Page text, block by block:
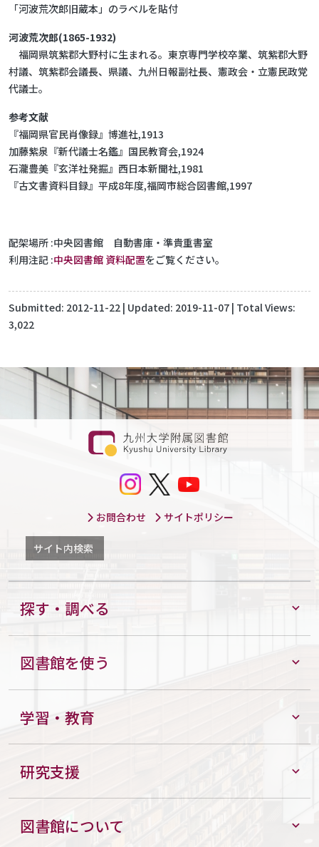
「河波荒次郎旧蔵本」のラベルを貼付
河波荒次郎(1865-1932)
福岡県筑紫郡大野村に生まれる。東京専門学校卒業、筑紫郡大野
村議、筑紫郡会議長、県議、九州日報副社長、憲政会・立憲民政党
代議士。
参考文献
『福岡県官民肖像録』博進社,1913
加藤紫泉『新代議士名鑑』国民教育会,1924
石瀧豊美『玄洋社発掘』西日本新聞社,1981
『古文書資料目録』平成8年度,福岡市総合図書館,1997
配架場所 中央図書館 自動書庫・準貴重書室
利用注記 中央図書館 資料配置をご覧ください。
Submitted: 2012-11-22 | Updated: 2019-11-07 | Total Views:
3,022
お問合わせ サイトポリシー
サイト内検索
探す・調べる
図書館を使う
学習・教育
研究支援
図書館について